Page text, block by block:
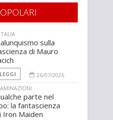
sulla
di Mauro
LEGGI
26/07/2026
parte nel
la fantascienza
Iron Maiden